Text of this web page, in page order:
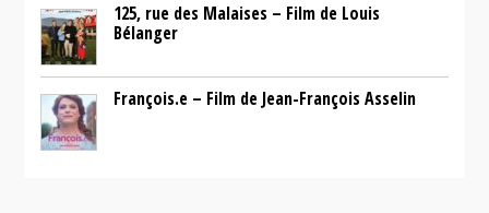
125, rue des Malaises – Film de Louis
Bélanger
François.e – Film de Jean-François Asselin